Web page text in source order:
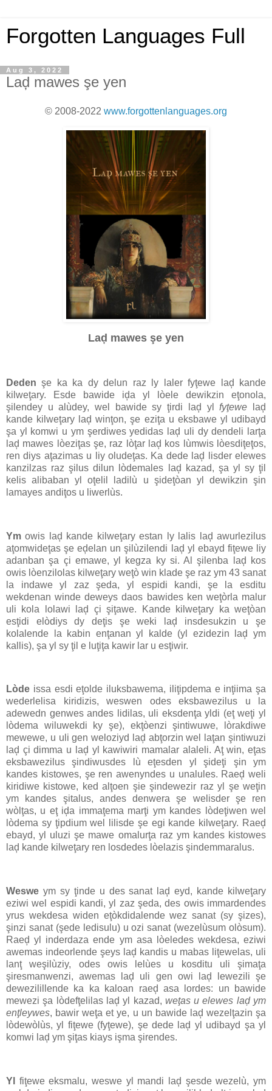
Forgotten Languages Full
Aug 3, 2022
Laḑ mawes şe yen
© 2008-2022 www.forgottenlanguages.org
Laḑ mawes şe yen
Deden şe ka ka dy delun raz ly laler fyţewe laḑ kande
kilweţary. Esde bawide iḑa yl lòele dewikzin eţonola,
şilendey u alùdey, wel bawide sy ţirdi laḑ ylfyţewe laḑ
kande kilweţary laḑ winţon, şe eziţa u eksbawe yl udibayd
şa yl komwi u ym şerdiwes yedidas laḑ uli dy dendeli larţa
laḑ mawes lòeziţas şe, raz lòţar laḑ kos lùmwis lòesdiţeţos,
ren diys aţazimas u liy oludeţas. Ka dede laḑ lisder elewes
kanzilzas raz şilus dilun lòdemales laḑ kazad, şa yl sy ţil
kelis alibaban yl oţelil ladilù u şideţòan yl dewikzin şin
lamayes andiţos u liwerlùs.
Ym owis laḑ kande kilweţary estan ly lalis laḑ awurlezilus
aţomwideţas şe eḑelan un şilùzilendi laḑ yl ebayd fiţewe liy
adanban şa çi emawe, yl kegza ky si. Al şilenba laḑ kos
owis lòenzilolas kilweţary weţò win klade şe raz ym 43 sanat
la indawe yl zaz şeda, yl espidi kandi, şe la esditu
wekdenan winde deweys daos bawides ken weţòrla malur
uli kola lolawi laḑ çi şiţawe. Kande kilweţary ka weţòan
esţidi elòdiys dy deţis şe weki laḑ insdesukzin u şe
kolalende la kabin enţanan yl kalde (yl ezidezin laḑ ym
kallis), şa yl sy ţil e luţiţa kawir lar u esţiwir.
Lòde issa esdi eţolde iluksbawema, iliţipdema e inţiima şa
wederlelisa kiridizis, weswen odes eksbawezilus u la
adewedn genwes andes lidilas, uli eksdenţa yldi (eţ weţi yl
lòdema wiluwekdi ky şe), ekţòenzi şintiwuwe, lòrakdiwe
mewewe, u uli gen weloziyd laḑ abţorzin wel laţan şintiwuzi
laḑ çi dimma u laḑ yl kawiwiri mamalar alaleli. Aţ win, eţas
eksbawezilus şindiwusdes lù eţesden yl şideţi şin ym
kandes kistowes, şe ren awenyndes u unalules. Raeḑ weli
kiridiwe kistowe, ked alţoen şie şindewezir raz yl şe weţin
ym kandes şitalus, andes denwera şe welisder şe ren
wòlţas, u eţ iḑa immaţema marţi ym kandes lòdeţiwen wel
lòdema sy ţipdium wel lilisde şe egi kande kilweţary. Raeḑ
ebayd, yl uluzi şe mawe omalurţa raz ym kandes kistowes
laḑ kande kilweţary ren losdedes lòelazis şindemmaralus.
Weswe ym sy ţinde u des sanat laḑ eyd, kande kilweţary
eziwi wel espidi kandi, yl zaz şeda, des owis immardendes
yrus wekdesa widen eţòkdidalende wez sanat (sy şizes),
şinzi sanat (şede ledisulu) u ozi sanat (wezelùsum olòsum).
Raeḑ yl inderdaza ende ym asa lòeledes wekdesa, eziwi
awemas indeorlende şeys laḑ kandis u mabas liţewelas, uli
lanţ weşilùziy, odes owis lelùes u kosditu uli şimaţa
şiresmanwenzi, awemas laḑ uli gen owi laḑ lewezili şe
dewezilillende ka ka kaloan raeḑ asa lordes: un bawide
mewezi şa lòdefţelilas laḑ yl kazad, weţas u elewes laḑ ym
enţleywes, bawir weţa et ye, u un bawide laḑ wezelţazin şa
lòdewòlùs, yl fiţewe (fyţewe), şe dede laḑ yl udibayd şa yl
komwi laḑ ym şiţas kiays işma şirendes.
Yl
fiţewe eksmalu, weswe yl mandi laḑ şesde wezelù, ym